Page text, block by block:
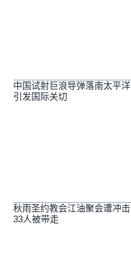
中国试射巨浪导弹落南太平洋
引发国际关切
秋雨圣约教会江油聚会遭冲击
33人被带走